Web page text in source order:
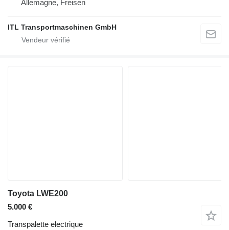
Allemagne, Freisen
ITL Transportmaschinen GmbH
Toyota LWE200
5.000 €
Transpalette electrique